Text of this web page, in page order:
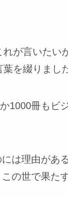
れが言いたい
を綴りまし
1000冊もビ
は理由があ
の世で果た